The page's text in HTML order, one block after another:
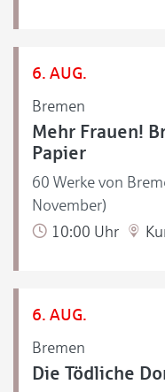
6. AUG.
Bremen
Mehr Frauen!
Papier
60 Werke von
November)
10:00 Uhr
6. AUG.
Bremen
Die Tödliche